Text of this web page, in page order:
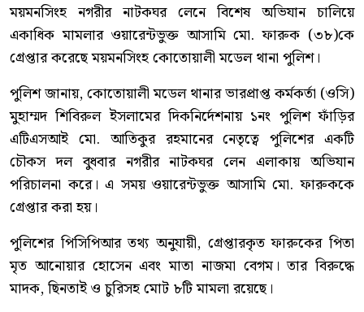
ময়মনসিংহ নগরীর নাটকঘর লেনে বিশেষ অভিযান চালিয়ে
একাধিক মামলার ওয়ারেন্টভুক্ত আসামি মো. ফারুক (৩৮)কে
গ্রেপ্তার করেছে ময়মনসিংহ কোতোয়ালী মডেল থানা পুলিশ।
পুলিশ জানায়, কোতোয়ালী মডেল থানার ভারপ্রাপ্ত কর্মকর্তা (ওসি)
মুহাম্মদ শিবিরুল ইসলামের দিকনির্দেশনায় ১নং পুলিশ ফাঁড়ির
এটিএসআই মো. আতিকুর রহমানের নেতৃত্বে পুলিশের একটি
চৌকস দল বুধবার নগরীর নাটকঘর লেন এলাকায় অভিযান
পরিচালনা করে। এ সময় ওয়ারেন্টভুক্ত আসামি মো. ফারুককে
গ্রেপ্তার করা হয়।
পুলিশের পিসিপিআর তথ্য অনুযায়ী, গ্রেপ্তারকৃত ফারুকের পিতা
মৃত আনোয়ার হোসেন এবং মাতা নাজমা বেগম। তার বিরুদ্ধে
মাদক, ছিনতাই ও চুরিসহ মোট ৮টি মামলা রয়েছে।